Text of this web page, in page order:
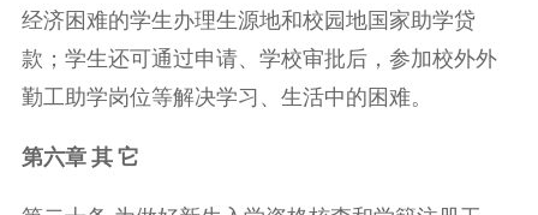
经济困难的学生办理生源地和校园地国家助学贷
款；学生还可通过申请、学校审批后，参加校外外
勤工助学岗位等解决学习、生活中的困难。
第六章 其 它